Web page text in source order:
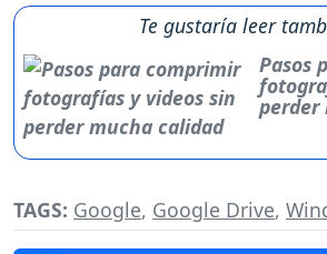
Te gustaría leer
Pasos
perder
TAGS: Google, Google Drive,